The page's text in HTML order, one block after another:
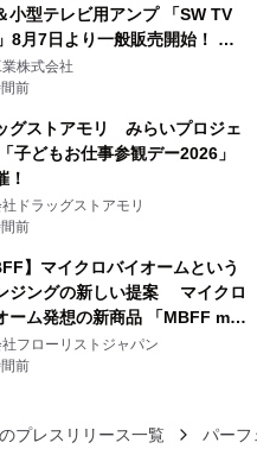
小型テレビ用アンプ 「SW TV
8月7日より一般販売開始！ ケ
1本つなぐだけ、テレビの音が
豊かに
株式会社
前
グストアモリ みらいプロジェ
子どもお仕事参観デー2026」
！
ドラッグストアモリ
前
】マイクロバイオームという
ジングの新しい提案 マイクロ
ーム発想の新商品 「MBFF mb
ジングPRO」を2026年8月6日
フローリストジャパン
前
プレスリリース一覧 パーフ